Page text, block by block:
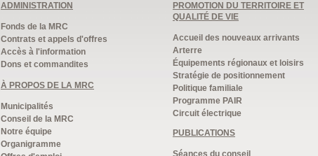
ADMINISTRATION
Fonds de la MRC
Contrats et appels d'offres
Accès à l'information
Dons et commandites
À PROPOS DE LA MRC
Municipalités
Conseil de la MRC
Notre équipe
Organigramme
PROMOTION DU TERRITOIRE ET
QUALITÉ DE VIE
Accueil des nouveaux arrivants
Arterre
Équipements régionaux et loisirs
Stratégie de positionnement
Politique familiale
Programme PAIR
Circuit électrique
PUBLICATIONS
Séances du conseil